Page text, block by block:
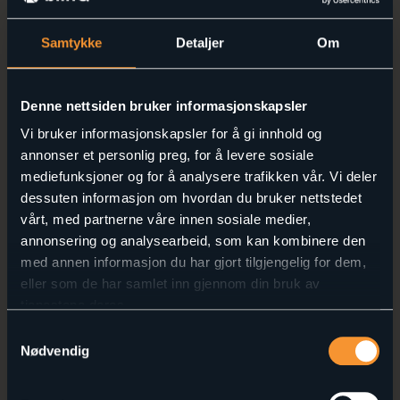
Samtykke Detaljer Om
Denne nettsiden bruker informasjonskapsler
Vi bruker informasjonskapsler for å gi innhold og
annonser et personlig preg, for å levere sosiale
mediefunksjoner og for å analysere trafikken vår. Vi deler
dessuten informasjon om hvordan du bruker nettstedet
vårt, med partnerne våre innen sosiale medier,
annonsering og analysearbeid, som kan kombinere den
med annen informasjon du har gjort tilgjengelig for dem,
eller som de har samlet inn gjennom din bruk av
Nødvendig
Selv om Fabric er optimalisert for Azure, støtter det
også integrasjon med andre skyplattformer. For
virksomheter som bruker Google Cloud eller AWS
Fabric tilbyr fleksible tilkoblingsmuligheter
Mulighet for hybrid- og multi-cloud-oppsett
Kompatibilitet med andre
dataverktøy
Fabric er designet for å være åpent og fleksibelt.
For kunder som bruker verktøy som eksempel
Databricks eller Snowflake:
Fabric tilbyr integrasjonsmuligheter med
Eksisterende investeringer i andre
dataverktøy kan ofte beholdes og integreres